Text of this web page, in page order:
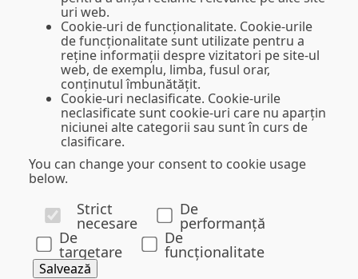
uri web.
Cookie-uri de funcționalitate. Cookie-urile
de funcționalitate sunt utilizate pentru a
reține informații despre vizitatori pe site-ul
web, de exemplu, limba, fusul orar,
conținutul îmbunătățit.
Cookie-uri neclasificate. Cookie-urile
neclasificate sunt cookie-uri care nu aparțin
niciunei alte categorii sau sunt în curs de
clasificare.
You can change your consent to cookie usage
below.
Strict
necesare
De
performanță
De
targetare
De
funcţionalitate
Salvează